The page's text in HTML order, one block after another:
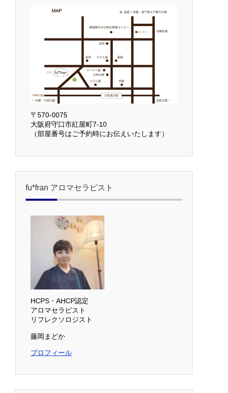
〒570-0075
大阪府守口市紅屋町7-10
（部屋番号はご予約時にお伝えいたします）
fu*fran アロマセラピスト
HCPS・AHCP認定
アロマセラピスト
リフレクソロジスト
藤岡まどか
プロフィール